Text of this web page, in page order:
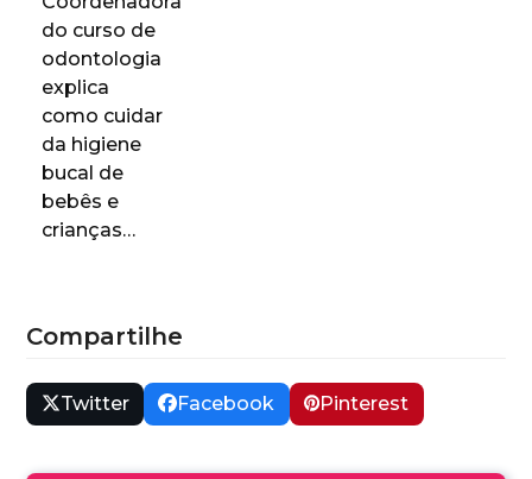
do curso de
odontologia
explica
como cuidar
da higiene
bucal de
bebês e
crianças…
Compartilhe
Twitter Facebook Pinterest